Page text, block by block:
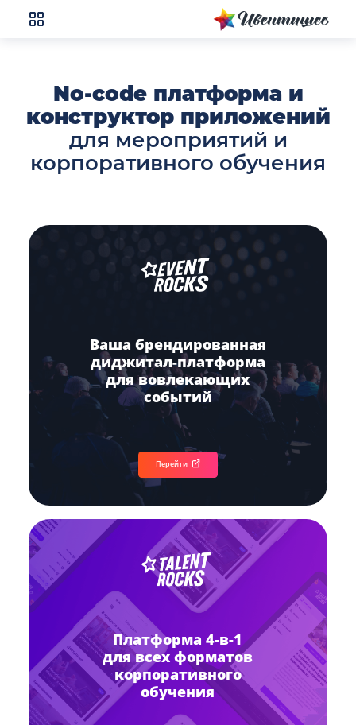
No-code платформа и
конструктор приложений
для мероприятий и
корпоративного обучения
Ваша брендированная
диджитал-платформа
для вовлекающих
событий
Перейти
Платформа 4-в-1
для всех форматов
корпоративного
обучения